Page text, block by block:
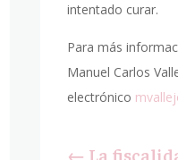
intentado curar.
Para más
Manuel Carlos
electrónico
← La